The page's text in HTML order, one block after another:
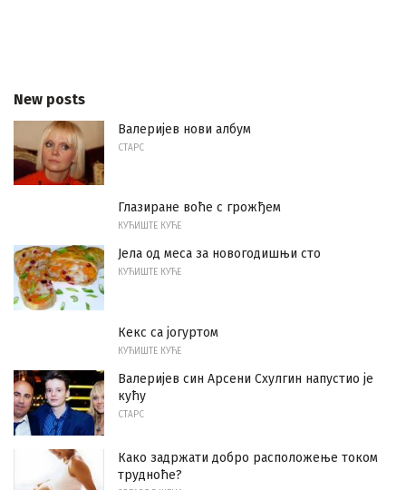
New posts
Валеријев нови албум
СТАРС
Глазиране воће с грожђем
КУЋИШТЕ КУЋЕ
Јела од меса за новогодишњи сто
КУЋИШТЕ КУЋЕ
Кекс са јогуртом
КУЋИШТЕ КУЋЕ
Валеријев син Арсени Схулгин напустио је
кућу
СТАРС
Како задржати добро расположење током
трудноће?